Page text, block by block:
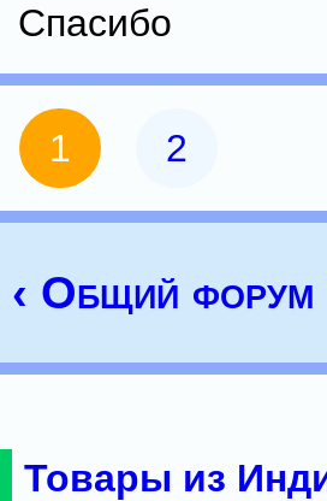
Спасибо
1 2
‹ Общий форум
Товары из